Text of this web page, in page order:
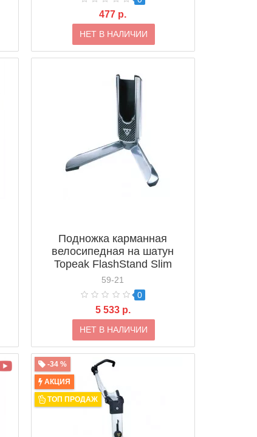
477 р.
НЕТ В НАЛИЧИИ
Подножка карманная
велосипедная на шатун
Topeak FlashStand Slim
(TW011)
59-21
0
5 533 р.
НЕТ В НАЛИЧИИ
-34 %
АКЦИЯ
ТОП ПРОДАЖ